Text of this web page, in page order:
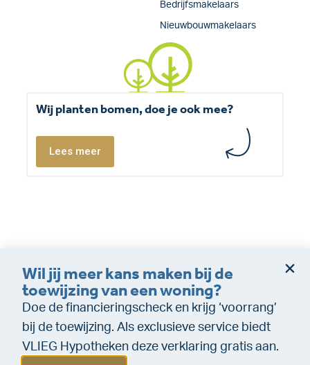
Bedrijfsmakelaars
Nieuwbouwmakelaars
Wij planten bomen, doe je ook mee?
Lees meer
Dienstverleningsvoorwaarden
Disclaimer
Cookie policy
Privacy (makelaardij)
Privacy (Financiële dienstverlening)
WeTransfer
Wil jij meer kans maken bij de
toewijzing van een woning?
Doe de financieringscheck en krijg ‘voorrang’
bij de toewijzing. Als exclusieve service biedt
VLIEG Hypotheken deze verklaring gratis aan.